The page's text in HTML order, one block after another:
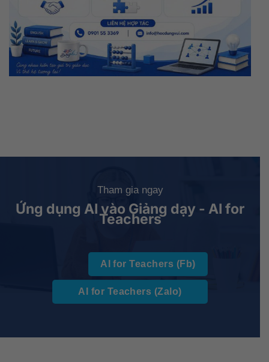
Tham gia ngay
Ứng dụng AI vào Giảng dạy - AI for
Teachers
AI for Teachers (Fb)
AI for Teachers (Zalo)